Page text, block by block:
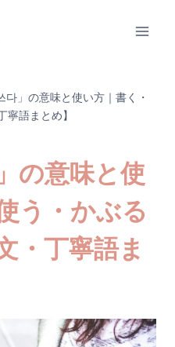
다」の意味と使い方｜書く・
語まとめ】
の意味と使
う・かぶる
・丁寧語ま